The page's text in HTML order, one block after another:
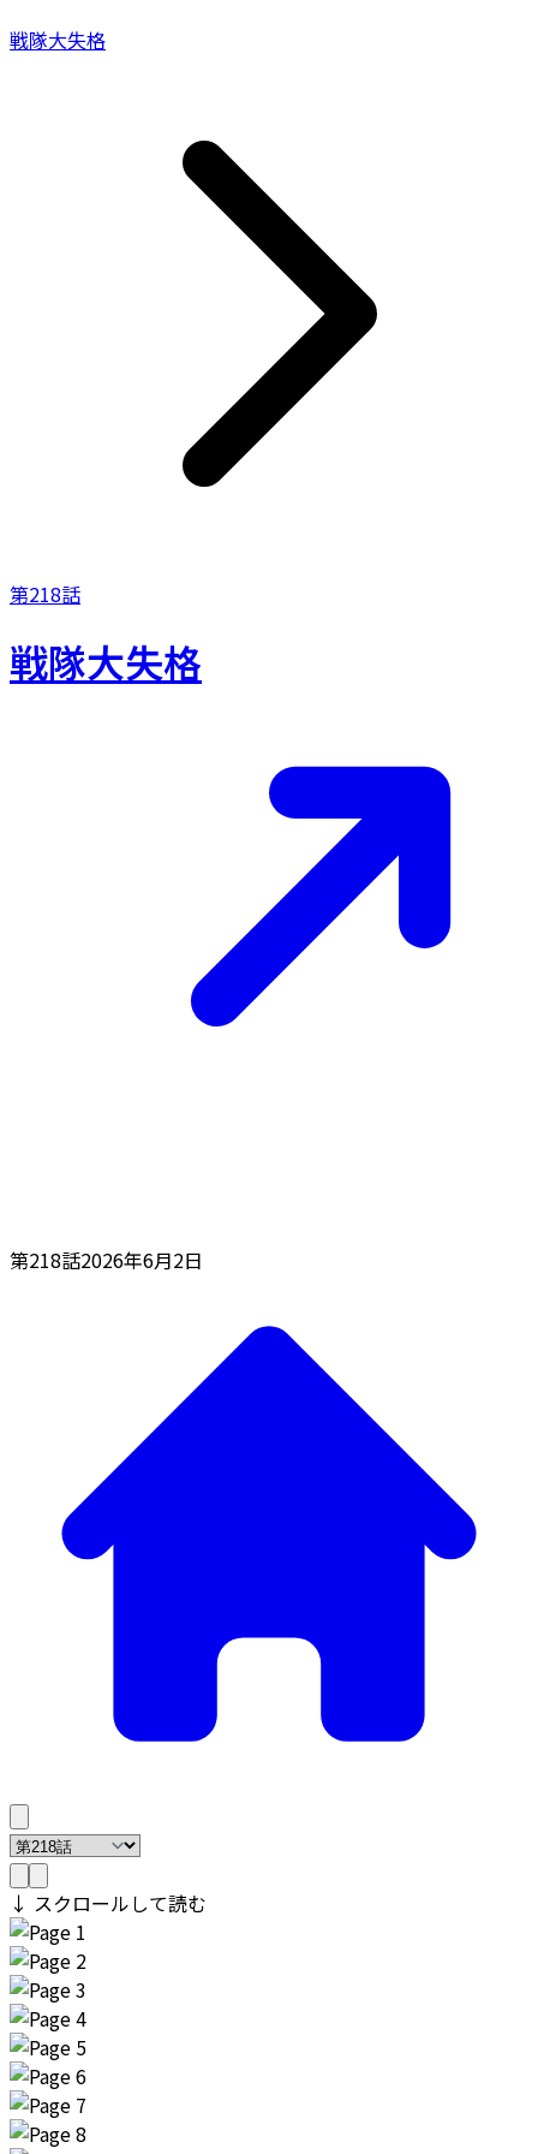
戦隊大失格
第218話
戦隊大失格
第218話2026年6月2日
↓ スクロールして読む